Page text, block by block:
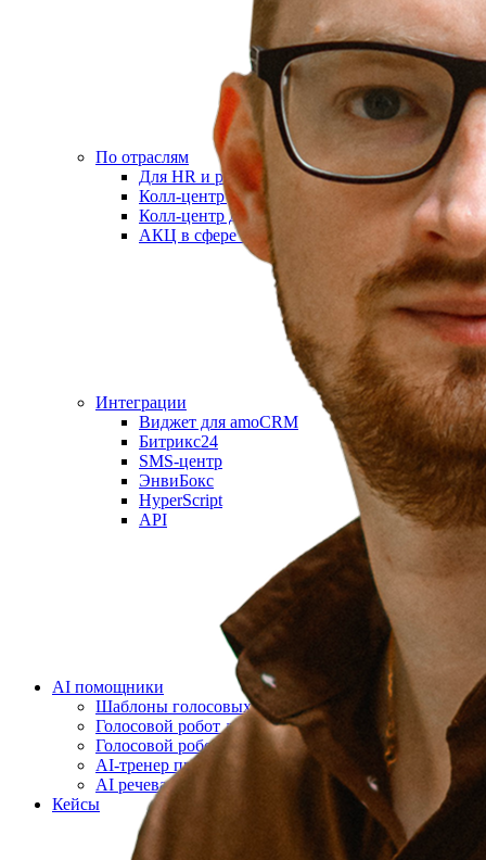
По отраслям
Для HR и рекрутмента
Колл-центр для юристов
Колл-центр для онлайн-школ
АКЦ в сфере недвижимости
Интеграции
Виджет для amoCRM
Битрикс24
SMS-центр
ЭнвиБокс
HyperScript
API
AI помощники
Шаблоны голосовых роботов
Голосовой робот для звонков
Голосовой робот с женским голосом
AI-тренер продаж
AI речевая аналитика
Кейсы